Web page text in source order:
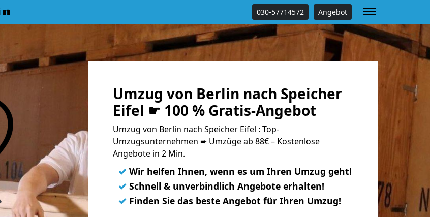
030-57714572 Angebot
Umzug von Berlin nach Speicher
Eifel ☛ 100 % Gratis-Angebot
Umzug von Berlin nach Speicher Eifel : Top-
Umzugsunternehmen ➨ Umzüge ab 88€ – Kostenlose
Angebote in 2 Min.
✓ Wir helfen Ihnen, wenn es um Ihren Umzug geht!
✓ Schnell & unverbindlich Angebote erhalten!
✓ Finden Sie das beste Angebot für Ihren Umzug!